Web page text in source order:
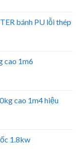
bánh PU lỗi thép
cao 1m6
cao 1m4 hiệu
1.8kw